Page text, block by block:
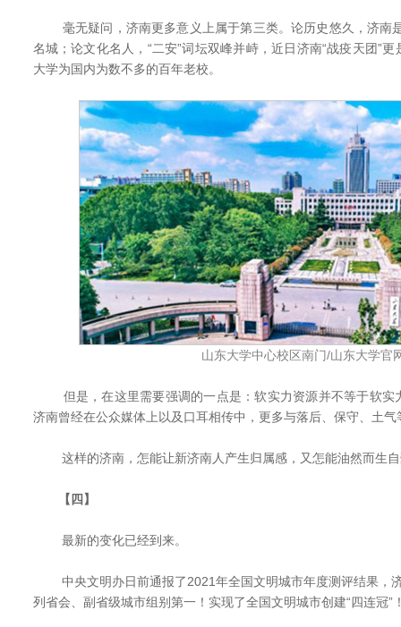
毫无疑问，济南更多意义上属于第三类。论历史悠久，济南
名城；论文化名人，“二安”词坛双峰并峙，近日济南“战疫天团”
大学为国内为数不多的百年老校。
山东大学中心校区南门/山东大学官
但是，在这里需要强调的一点是：软实力资源并不等于软实
济南曾经在公众媒体上以及口耳相传中，更多与落后、保守、土
这样的济南，怎能让新济南人产生归属感，又怎能油然而生自
【四】
最新的变化已经到来。
中央文明办日前通报了2021年全国文明城市年度测评结果，
列省会、副省级城市组别第一！实现了全国文明城市创建“四连冠”